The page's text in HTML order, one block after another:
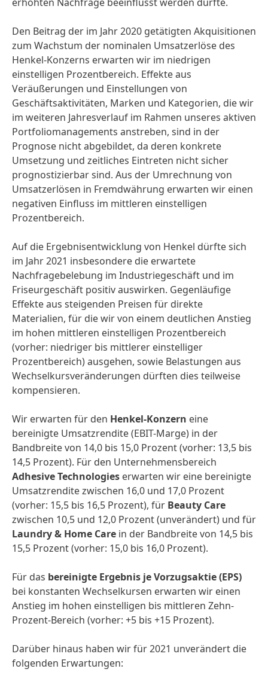
Den Beitrag der im Jahr 2020 getätigten Akquisitionen
zum Wachstum der nominalen Umsatzerlöse des
Henkel-Konzerns erwarten wir im niedrigen
einstelligen Prozentbereich. Effekte aus
Veräußerungen und Einstellungen von
Geschäftsaktivitäten, Marken und Kategorien, die wir
im weiteren Jahresverlauf im Rahmen unseres aktiven
Portfolio­managements anstreben, sind in der
Prognose nicht abgebildet, da deren konkrete
Umsetzung und zeitliches Eintreten nicht sicher
prognostizierbar sind. Aus der Umrechnung von
Umsatzerlösen in Fremdwährung erwarten wir einen
negativen Einfluss im mittleren einstelligen
Prozentbereich.
Auf die Ergebnisentwicklung von Henkel dürfte sich
im Jahr 2021 insbesondere die erwartete
Nachfragebelebung im Industrie­geschäft und im
Friseurgeschäft positiv auswirken. Gegenläufige
Effekte aus steigenden Preisen für direkte
Materialien, für die wir von einem deutlichen Anstieg
im hohen mittleren einstelligen Prozentbereich
(vorher: niedriger bis mittlerer einstelliger
Prozentbereich) ausgehen, sowie Belastungen aus
Wechselkursveränderungen dürften dies teilweise
kompensieren.
Wir erwarten für den Henkel-Konzern eine
bereinigte Umsatzrendite (EBIT-Marge) in der
Bandbreite von 14,0 bis 15,0 Prozent (vorher: 13,5 bis
14,5 Prozent). Für den Unternehmens­bereich
Adhesive Technologies erwarten wir eine bereinigte
Umsatzrendite zwischen 16,0 und 17,0 Prozent
(vorher: 15,5 bis 16,5 Prozent), für Beauty Care
zwischen 10,5 und 12,0 Prozent (unverändert) und für
Laundry & Home Care in der Bandbreite von 14,5 bis
15,5 Prozent (vorher: 15,0 bis 16,0 Prozent).
Für das bereinigte Ergebnis je Vorzugsaktie(EPS)
bei konstanten Wechselkursen erwarten wir einen
Anstieg im hohen einstelligen bis mittleren Zehn-
Prozent-Bereich (vorher: +5 bis +15 Prozent).
Darüber hinaus haben wir für 2021 unverändert die
folgenden Erwartungen: